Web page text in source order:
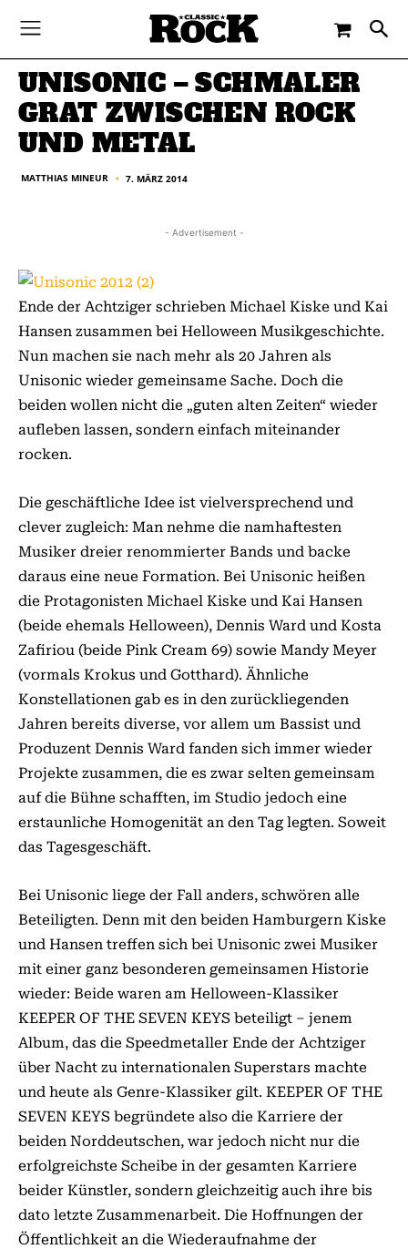
MATTHIAS MINEUR - 7. MÄRZ 2014
UNISONIC – SCHMALER
GRAT ZWISCHEN ROCK
UND METAL
MATTHIAS MINEUR ■ 7. MÄRZ 2014
- Advertisement -
Ende der Achtziger schrieben Michael Kiske und Kai
Hansen zusammen bei Helloween Musikgeschichte.
Nun machen sie nach mehr als 20 Jahren als
Unisonic wieder gemeinsame Sache. Doch die
beiden wollen nicht die „guten alten Zeiten“ wieder
aufleben lassen, sondern einfach miteinander
rocken.
Die geschäftliche Idee ist vielversprechend und
clever zugleich: Man nehme die namhaftesten
Musiker dreier renommierter Bands und backe
daraus eine neue Formation. Bei Unisonic heißen
die Protagonisten Michael Kiske und Kai Hansen
(beide ehemals Helloween), Dennis Ward und Kosta
Zafiriou (beide Pink Cream 69) sowie Mandy Meyer
(vormals Krokus und Gotthard). Ähnliche
Konstellationen gab es in den zurückliegenden
Jahren bereits diverse, vor allem um Bassist und
Produzent Dennis Ward fanden sich immer wieder
Projekte zusammen, die es zwar selten gemeinsam
auf die Bühne schafften, im Studio jedoch eine
erstaunliche Homogenität an den Tag legten. Soweit
das Tagesgeschäft.
Bei Unisonic liege der Fall anders, schwören alle
Beteiligten. Denn mit den beiden Hamburgern Kiske
und Hansen treffen sich bei Unisonic zwei Musiker
mit einer ganz besonderen gemeinsamen Historie
wieder: Beide waren am Helloween-Klassiker
KEEPER OF THE SEVEN KEYS beteiligt – jenem
Album, das die Speedmetaller Ende der Achtziger
über Nacht zu internationalen Superstars machte
und heute als Genre-Klassiker gilt. KEEPER OF THE
SEVEN KEYS begründete also die Karriere der
beiden Norddeutschen, war jedoch nicht nur die
erfolgreichste Scheibe in der gesamten Karriere
beider Künstler, sondern gleichzeitig auch ihre bis
dato letzte Zusammenarbeit. Die Hoffnungen der
Öffentlichkeit an die Wiederaufnahme der